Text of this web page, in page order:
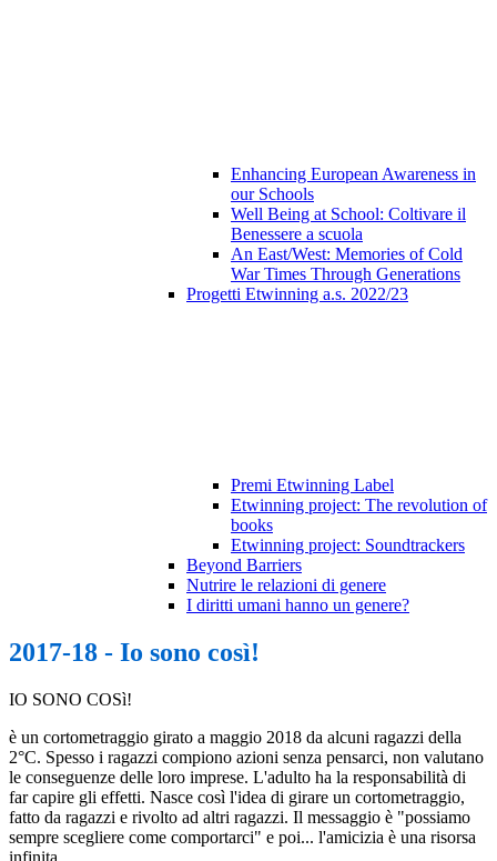
Enhancing European Awareness in
our Schools
Well Being at School: Coltivare il
Benessere a scuola
An East/West: Memories of Cold
War Times Through Generations
Progetti Etwinning a.s. 2022/23
Premi Etwinning Label
Etwinning project: The revolution of
books
Etwinning project: Soundtrackers
Beyond Barriers
Nutrire le relazioni di genere
I diritti umani hanno un genere?
2017-18 - Io sono così!
IO SONO COSì!
è un cortometraggio girato a maggio 2018 da alcuni ragazzi della
2°C. Spesso i ragazzi compiono azioni senza pensarci, non valutano
le conseguenze delle loro imprese. L'adulto ha la responsabilità di
far capire gli effetti. Nasce così l'idea di girare un cortometraggio,
fatto da ragazzi e rivolto ad altri ragazzi. Il messaggio è "possiamo
sempre scegliere come comportarci" e poi... l'amicizia è una risorsa